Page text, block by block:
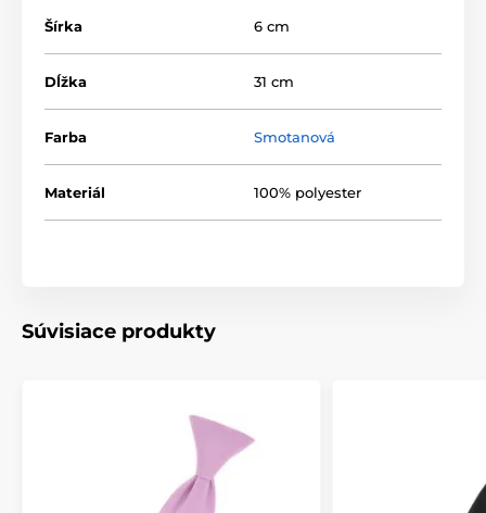
Šírka 6 cm
Dĺžka 31 cm
Farba Smotanová
Materiál 100% polyester
Súvisiace produkty